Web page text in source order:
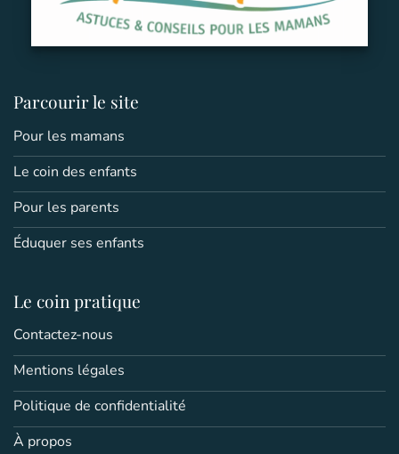
Parcourir le site
Pour les mamans
Le coin des enfants
Pour les parents
Éduquer ses enfants
Le coin pratique
Contactez-nous
Mentions légales
Politique de confidentialité
À propos